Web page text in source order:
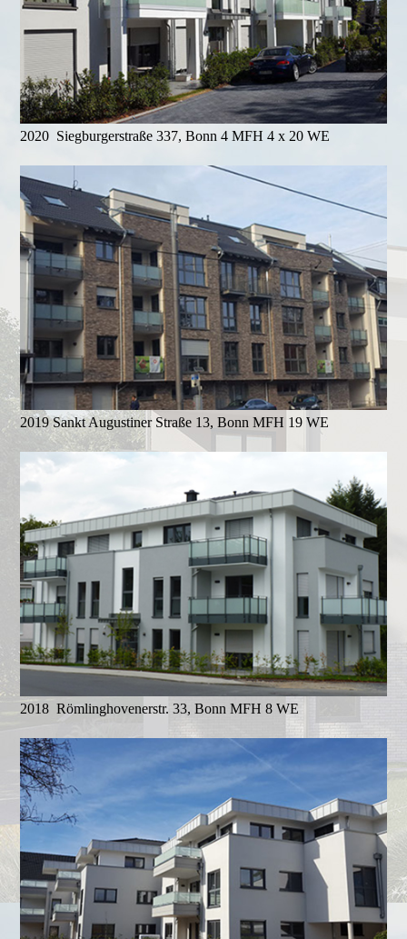
2020 Siegburgerstraße 337, Bonn 4 MFH 4 x 20 WE
2019 Sankt Augustiner Straße 13, Bonn MFH 19 WE
2018 Römlinghovenerstr. 33, Bonn MFH 8 WE